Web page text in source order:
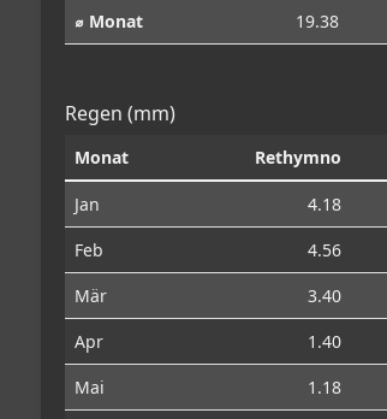
⌀ Monat
19.38
Regen (mm)
Monat Rethymno
Jan 4.18
Feb
4.56
Mär
3.40
Apr
1.40
Mai
1.18